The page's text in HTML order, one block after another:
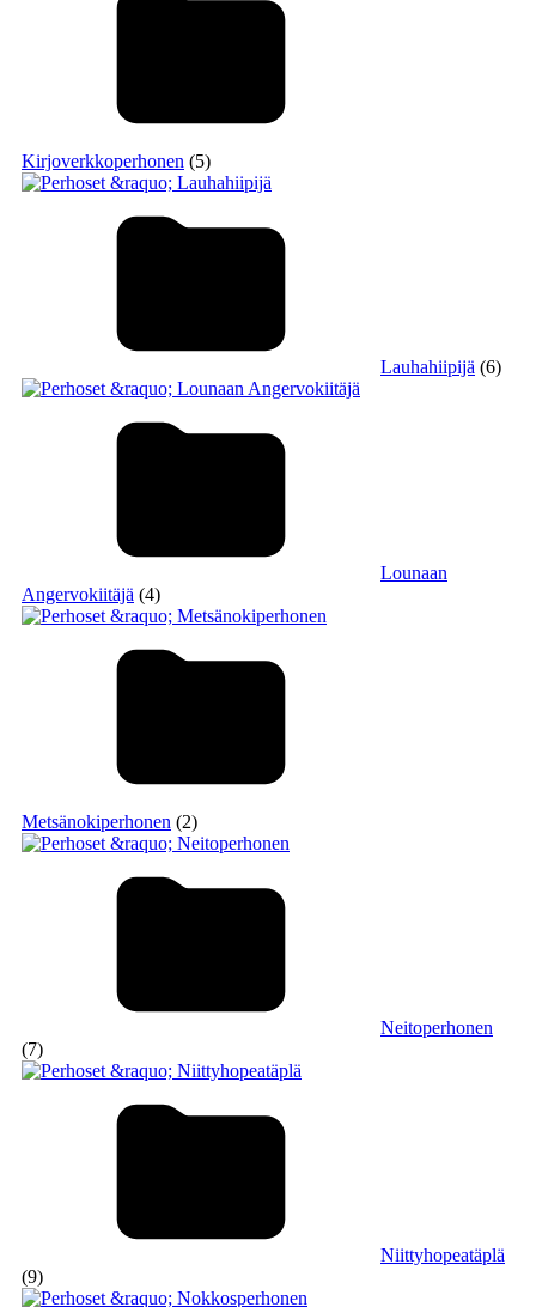
Kirjoverkkoperhonen (5)
Lauhahiipijä (6)
Lounaan
Angervokiitäjä (4)
Metsänokiperhonen (2)
Neitoperhonen
(7)
Niittyhopeatäplä
(9)